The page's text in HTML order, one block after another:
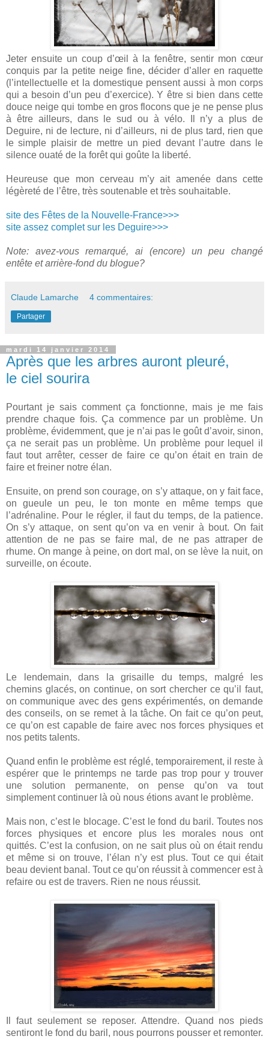
Jeter ensuite un coup d’œil à la fenêtre, sentir mon cœur
conquis par la petite neige fine, décider d’aller en raquette
(l’intellectuelle et la domestique pensent aussi à mon corps
qui a besoin d’un peu d’exercice). Y être si bien dans cette
douce neige qui tombe en gros flocons que je ne pense plus
à être ailleurs, dans le sud ou à vélo. Il n’y a plus de
Deguire, ni de lecture, ni d’ailleurs, ni de plus tard, rien que
le simple plaisir de mettre un pied devant l’autre dans le
silence ouaté de la forêt qui goûte la liberté.
Heureuse que mon cerveau m’y ait amenée dans cette
légèreté de l’être, très soutenable et très souhaitable.
site des Fêtes de la Nouvelle-France>>>
site assez complet sur les Deguire>>>
Note: avez-vous remarqué, ai (encore) un peu changé
entête et arrière-fond du blogue?
Claude Lamarche 4 commentaires:
Partager
mardi 14 janvier 2014
Après que les arbres auront pleuré,
le ciel sourira
Pourtant je sais comment ça fonctionne, mais je me fais
prendre chaque fois. Ça commence par un problème. Un
problème, évidemment, que je n’ai pas le goût d’avoir, sinon,
ça ne serait pas un problème. Un problème pour lequel il
faut tout arrêter, cesser de faire ce qu’on était en train de
faire et freiner notre élan.
Ensuite, on prend son courage, on s’y attaque, on y fait face,
on gueule un peu, le ton monte en même temps que
l’adrénaline. Pour le régler, il faut du temps, de la patience.
On s’y attaque, on sent qu’on va en venir à bout. On fait
attention de ne pas se faire mal, de ne pas attraper de
rhume. On mange à peine, on dort mal, on se lève la nuit, on
surveille, on écoute.
Le lendemain, dans la grisaille du temps, malgré les
chemins glacés, on continue, on sort chercher ce qu’il faut,
on communique avec des gens expérimentés, on demande
des conseils, on se remet à la tâche. On fait ce qu’on peut,
ce qu’on est capable de faire avec nos forces physiques et
nos petits talents.
Quand enfin le problème est réglé, temporairement, il reste à
espérer que le printemps ne tarde pas trop pour y trouver
une solution permanente, on pense qu’on va tout
simplement continuer là où nous étions avant le problème.
Mais non, c’est le blocage. C’est le fond du baril. Toutes nos
forces physiques et encore plus les morales nous ont
quittés. C’est la confusion, on ne sait plus où on était rendu
et même si on trouve, l’élan n’y est plus. Tout ce qui était
beau devient banal. Tout ce qu’on réussit à commencer est à
refaire ou est de travers. Rien ne nous réussit.
Il faut seulement se reposer. Attendre. Quand nos pieds
sentiront le fond du baril, nous pourrons pousser et remonter.